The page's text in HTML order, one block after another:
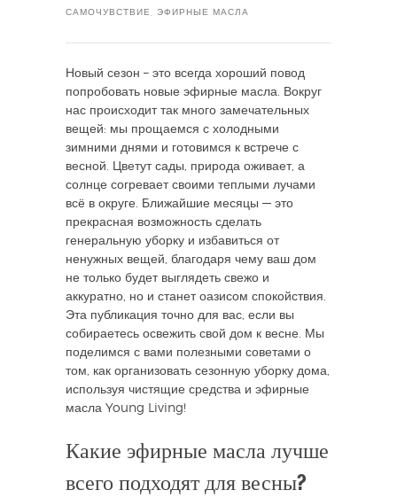
САМОЧУВСТВИЕ
ЭФИРНЫЕ МАСЛА
Новый сезон – это всегда хороший повод
попробовать новые эфирные масла. Вокруг
нас происходит так много замечательных
вещей: мы прощаемся с холодными
зимними днями и готовимся к встрече с
весной. Цветут сады, природа оживает, а
солнце согревает своими теплыми лучами
всё в округе. Ближайшие месяцы — это
прекрасная возможность сделать
генеральную уборку и избавиться от
ненужных вещей, благодаря чему ваш дом
не только будет выглядеть свежо и
аккуратно, но и станет оазисом спокойствия.
Эта публикация точно для вас, если вы
собираетесь освежить свой дом к весне. Мы
поделимся с вами полезными советами о
том, как организовать сезонную уборку дома,
используя чистящие средства и эфирные
масла Young Living!
Какие эфирные масла лучше
всего подходят для весны?